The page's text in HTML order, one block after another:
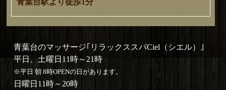
青葉台駅より徒歩1分
青葉台のマッサージ｢リラックススパCiel（シエル）｣
平日、土曜日11時～21時
※平日 朝 8時OPENの日があります。
日曜日11時～20時